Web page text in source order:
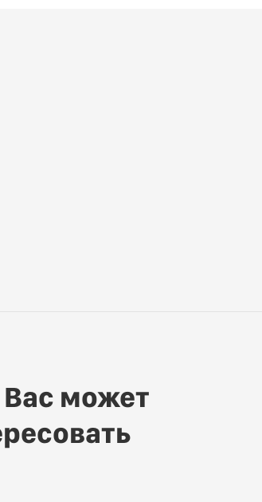
может